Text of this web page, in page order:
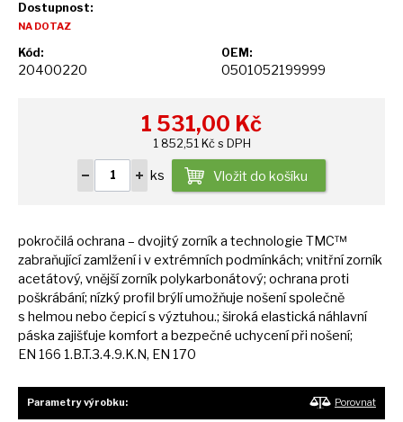
Dostupnost:
NA DOTAZ
Kód:
20400220
OEM:
0501052199999
1 531,00 Kč
1 852,51 Kč s DPH
ks Vložit do košíku
pokročilá ochrana – dvojitý zorníka technologie TMC™
zabraňující zamlženíi v extrémních podmínkách; vnitřní zorník
acetátový, vnější zorník polykarbonátový; ochrana proti
poškrábání; nízký profil brýlí umožňuje nošení společně
s helmou nebo čepicís výztuhou.; široká elastická náhlavní
páska zajišťuje komforta bezpečné uchycení při nošení;
EN 166 1.B.T.3.4.9.K.N, EN 170
Parametry výrobku: Porovnat